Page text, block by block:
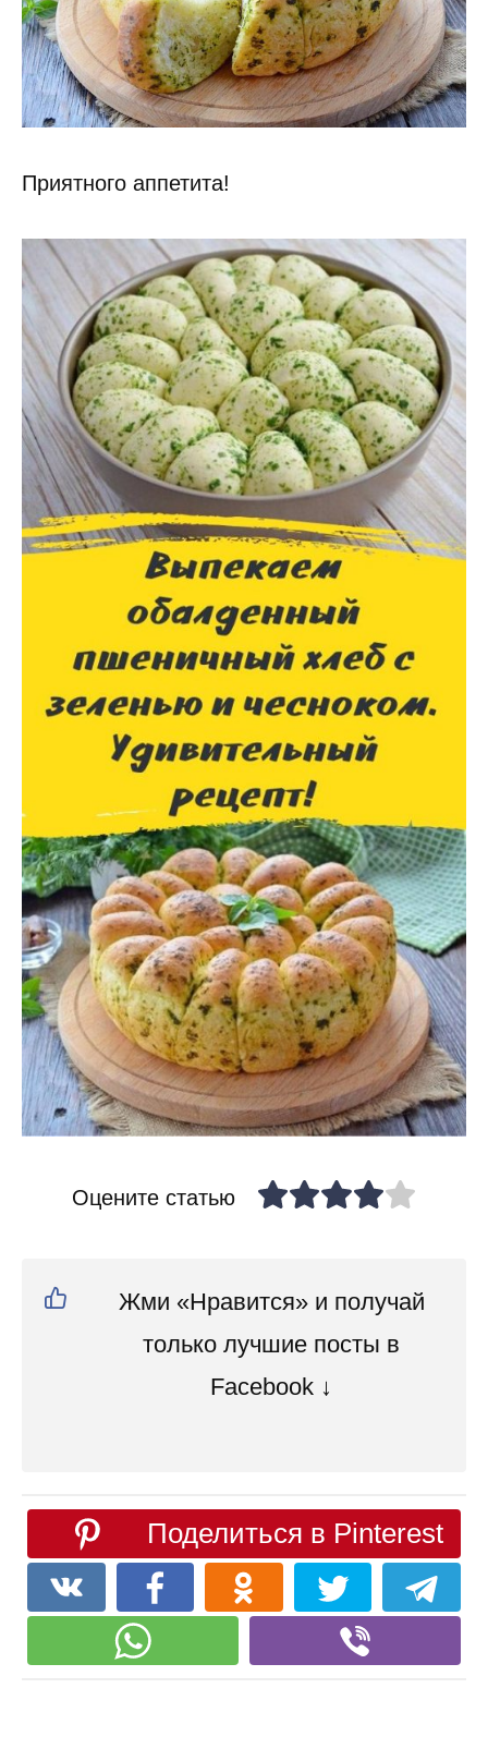
Приятного аппетита!
Оцените статью
Жми «Нравится» и получай
только лучшие посты в
Facebook ↓
Поделиться в Pinterest